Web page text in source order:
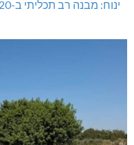
ינוח: מבנה רב תכליתי ב-120 מלש"ח